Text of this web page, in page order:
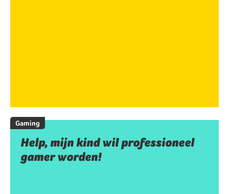
Gaming
Help, mijn kind wil professioneel
gamer worden!